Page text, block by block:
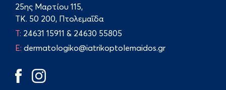
25ης Μαρτίου 115,
TK. 50 200, Πτολεμαΐδα
Τ: 24631 15911 & 24630 55805
E: dermatologiko@iatrikoptolemaidos.gr